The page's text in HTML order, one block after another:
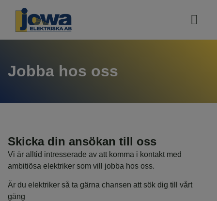
Jobba hos oss
Skicka din ansökan till oss
Vi är alltid intresserade av att komma i kontakt med
ambitiösa elektriker som vill jobba hos oss.
Är du elektriker så ta gärna chansen att sök dig till vårt
gäng